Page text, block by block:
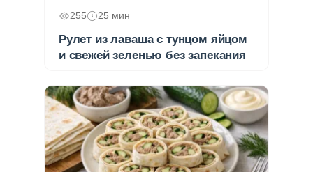
255 25 мин
Рулет из лаваша с тунцом яйцом
и свежей зеленью без запекания